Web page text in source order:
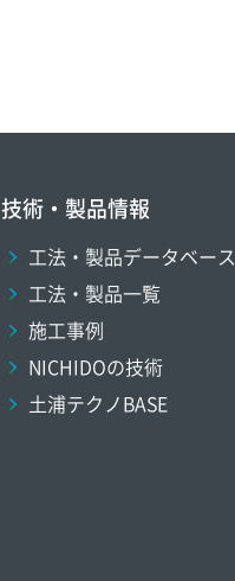
技術・製品情報
工法・製品データベース
工法・製品一覧
施工事例
NICHIDOの技術
土浦テクノBASE